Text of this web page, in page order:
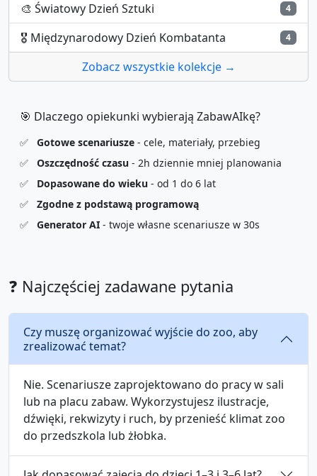
🎨 Światowy Dzień Sztuki 4
🎖️ Międzynarodowy Dzień Kombatanta 4
Zobacz wszystkie kolekcje →
🎯 Dlaczego opiekunki wybierają ZabawAIkę?
✅ Gotowe scenariusze - cele, materiały, przebieg
✅
Oszczędność czasu - 2h dziennie mniej planowania
✅
Dopasowane do wieku - od 1 do 6 lat
✅
Zgodne z podstawą programową
✅
Generator AI - twoje własne scenariusze w 30s
❓ Najczęściej zadawane pytania
Czy muszę organizować wyjście do zoo, aby
zrealizować temat?
Nie. Scenariusze zaprojektowano do pracy w sali
lub na placu zabaw. Wykorzystujesz ilustracje,
dźwięki, rekwizyty i ruch, by przenieść klimat zoo
do przedszkola lub żłobka.